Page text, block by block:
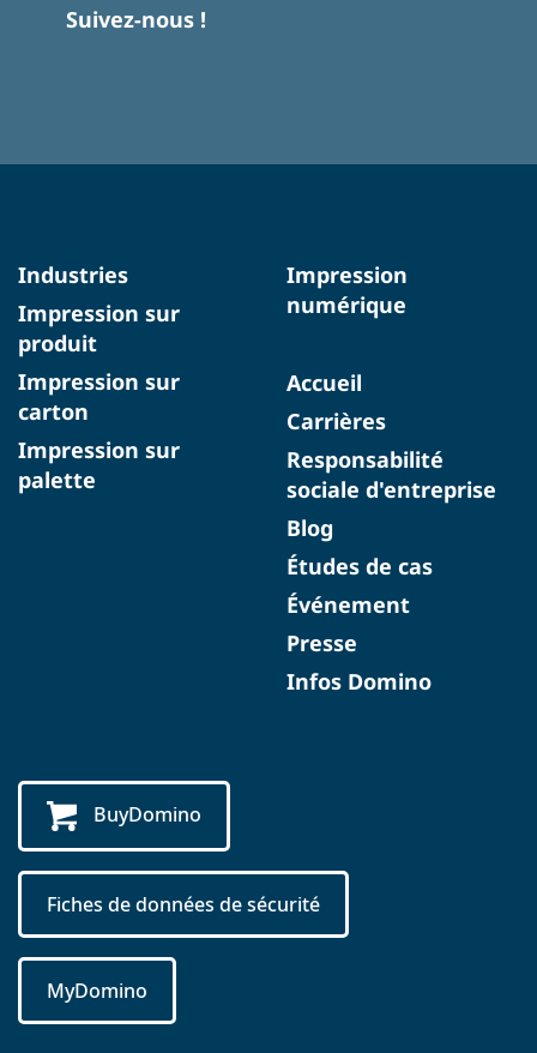
Suivez-nous !
Industries
Impression sur
produit
Impression sur
carton
Impression sur
palette
Impression
numérique
Accueil
Carrières
Responsabilité
sociale d'entreprise
Blog
Études de cas
Événement
Presse
Infos Domino
BuyDomino
Fiches de données de sécurité
MyDomino